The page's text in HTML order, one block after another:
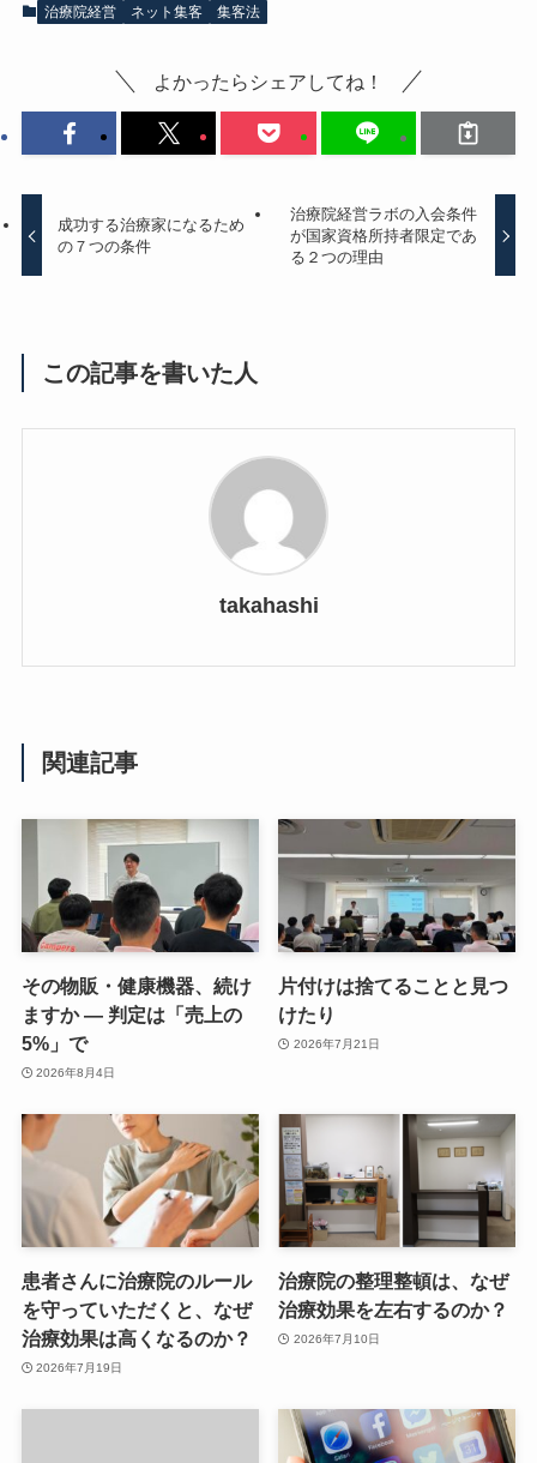
治療院経営 ネット集客 集客法
よかったらシェアしてね！
成功する治療家になるため
の７つの条件
治療院経営ラボの入会条件
が国家資格所持者限定であ
る２つの理由
この記事を書いた人
takahashi
関連記事
その物販・健康機器、続け
ますか — 判定は「売上の
5%」で
2026年8月4日
片付けは捨てることと見つ
けたり
2026年7月21日
患者さんに治療院のルール
を守っていただくと、なぜ
治療効果は高くなるのか？
2026年7月19日
治療院の整理整頓は、なぜ
治療効果を左右するのか？
2026年7月10日